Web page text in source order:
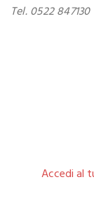
Tel. 0522
Accedi al